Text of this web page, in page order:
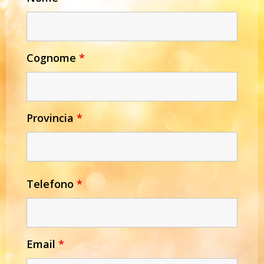
Cognome *
Provincia *
Telefono *
Email *